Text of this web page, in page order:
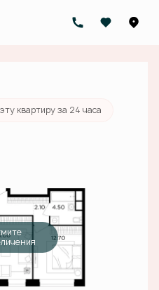
20 885 000 руб.
квартиру за 24 часа